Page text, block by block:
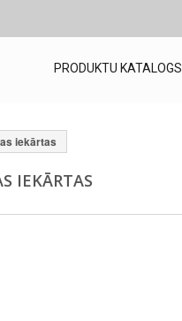
PRODUKTU KATALOGS
iekārtas
IEKĀRTAS